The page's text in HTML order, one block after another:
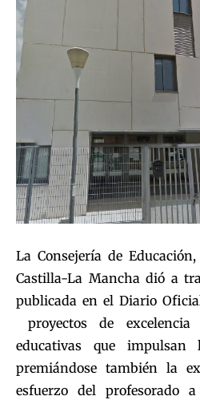
La Consejería de
Castilla-La Mancha dió a
publicada en el Diario
proyectos de
educativas que impulsan
premiándose también la
esfuerzo del profesorado